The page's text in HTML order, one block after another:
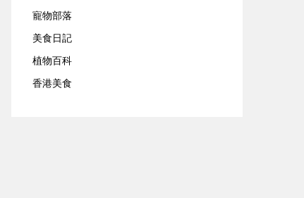
寵物部落
美食日記
植物百科
香港美食